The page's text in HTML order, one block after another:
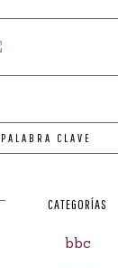
CATEGORÍAS
bbc